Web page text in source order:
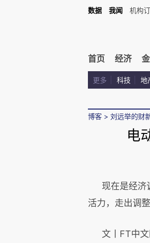
数据 我闻 机构
首页 经济
更多 科技 地
博客 > 刘远举的财
电
现在是经济
活力，走出调整
文丨FT中